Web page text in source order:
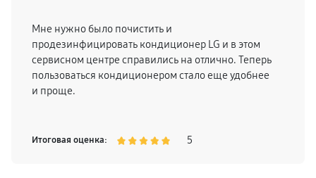
Мне нужно было почистить и
продезинфицировать кондиционер LG и в этом
сервисном центре справились на отлично. Теперь
пользоваться кондиционером стало еще удобнее
и проще.
Итоговая оценка: 5